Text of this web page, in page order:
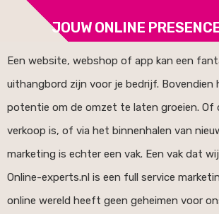
JOUW ONLINE
Een website, webshop of app kan een
uithangbord zijn voor je bedrijf. Bovendien
potentie om de omzet te laten groeien. Of
verkoop is, of via het binnenhalen van
marketing is echter een vak. Een vak dat
Online-experts.nl is een full service
online wereld heeft geen geheimen voor